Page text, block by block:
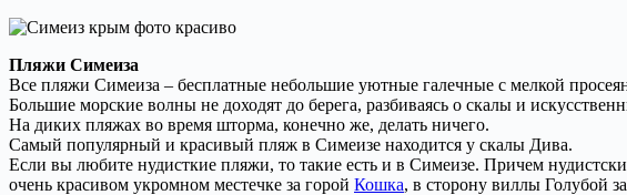
Пляжи Симеиза
Все пляжи Симеиза – бесплатные небольшие уютные галечные с мелкой
Большие морские волны не доходят до берега, разбиваясь о скалы и
На диких пляжах во время шторма, конечно же, делать ничего.
Самый популярный и красивый пляж в Симеизе находится у скалы Дива.
Если вы любите нудисткие пляжи, то такие есть и в Симеизе. Причем
очень красивом укромном местечке за горой Кошка, в сторону виллы Голубой